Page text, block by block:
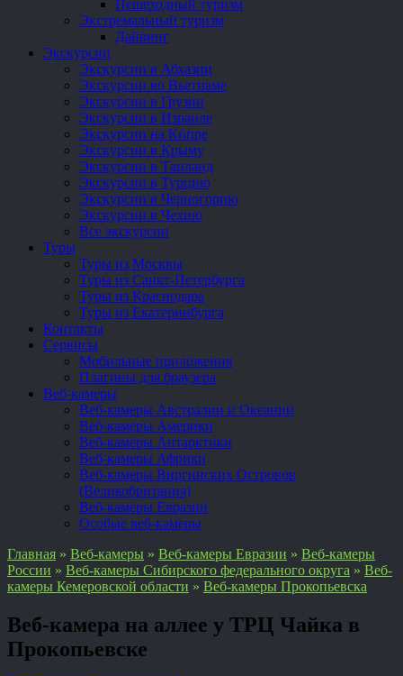
Пешеходный туризм
Экстремальный туризм
Дайвинг
Экскурсии
Экскурсии в Абхазии
Экскурсии во Вьетнаме
Экскурсии в Грузии
Экскурсии в Израиле
Экскурсии на Кипре
Экскурсии в Крыму
Экскурсии в Таиланд
Экскурсии в Турцию
Экскурсии в Черногорию
Экскурсии в Чехию
Все экскурсии
Туры
Туры из Москвы
Туры из Санкт-Петербурга
Туры из Краснодара
Туры из Екатеринбурга
Контакты
Сервисы
Мобильные приложения
Плагины для браузера
Веб-камеры
Веб-камеры Австралии и Океании
Веб-камеры Америки
Веб-камеры Антарктики
Веб-камеры Африки
Веб-камеры Виргинских Островов
(Великобритания)
Веб-камеры Евразии
Особые веб-камеры
Главная » Веб-камеры » Веб-камеры Евразии » Веб-камеры
России » Веб-камеры Сибирского федерального округа » Веб-
камеры Кемеровской области » Веб-камеры Прокопьевска
Веб-камера на аллее у ТРЦ Чайка в
Прокопьевске